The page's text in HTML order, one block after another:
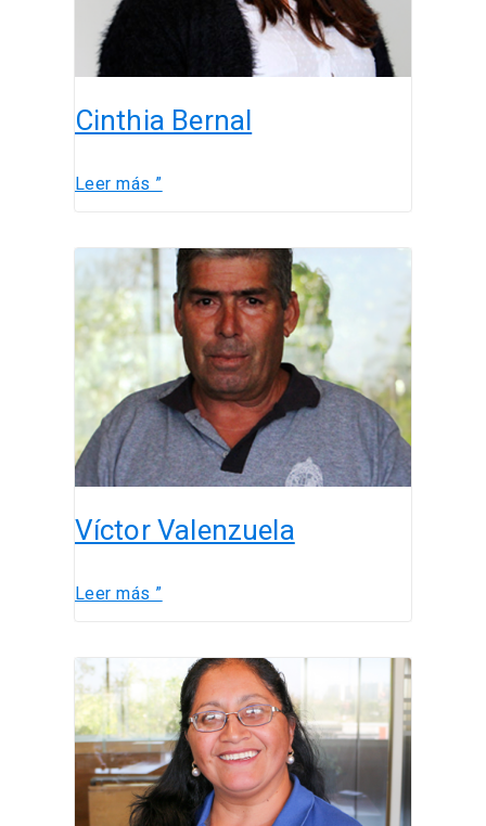
Cinthia Bernal
Leer más ”
Víctor Valenzuela
Víctor
Valenzuela
Leer más ”
Paola
Cancino